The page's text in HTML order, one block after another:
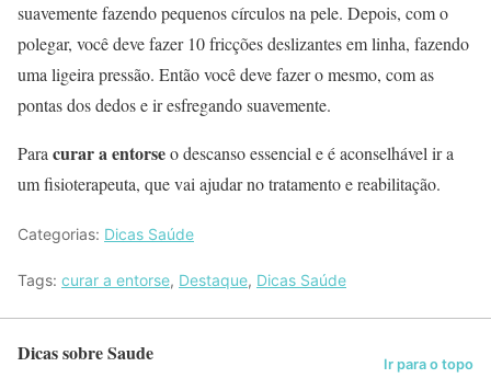
suavemente fazendo pequenos círculos na pele. Depois, com o
polegar, você deve fazer 10 fricções deslizantes em linha, fazendo
uma ligeira pressão. Então você deve fazer o mesmo, com as
pontas dos dedos e ir esfregando suavemente.
Para curar a entorseo descanso essencial e é aconselhável ir a
um fisioterapeuta, que vai ajudar no tratamento e reabilitação.
Categorias: Dicas Saúde
Tags: curar a entorse, Destaque, Dicas Saúde
Dicas sobre Saude Ir para o topo